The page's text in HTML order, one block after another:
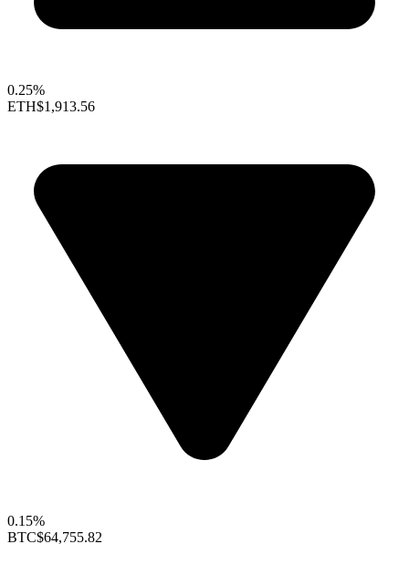
0.25%
ETH$1,913.56
0.15%
BTC$64,755.82